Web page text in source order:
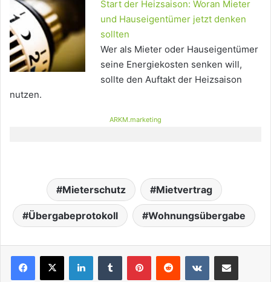
Start der Heizsaison: Woran Mieter
und Hauseigentümer jetzt denken
sollten
Wer als Mieter oder Hauseigentümer
seine Energiekosten senken will,
sollte den Auftakt der Heizsaison
nutzen.
ARKM.marketing
Mieterschutz Mietvertrag
Übergabeprotokoll Wohnungsübergabe